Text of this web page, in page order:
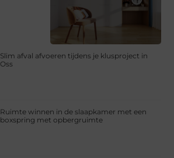
Slim afval afvoeren tijdens je klusproject in
Oss
Ruimte winnen in de slaapkamer met een
boxspring met opbergruimte